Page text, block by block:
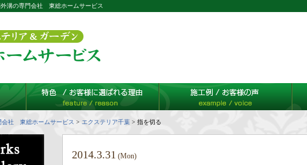
溝の専門会社 東総ホームサービス
会社 東総ホームサービス > エクステリア千葉 > 指を切る
2014.3.31 (Mon)